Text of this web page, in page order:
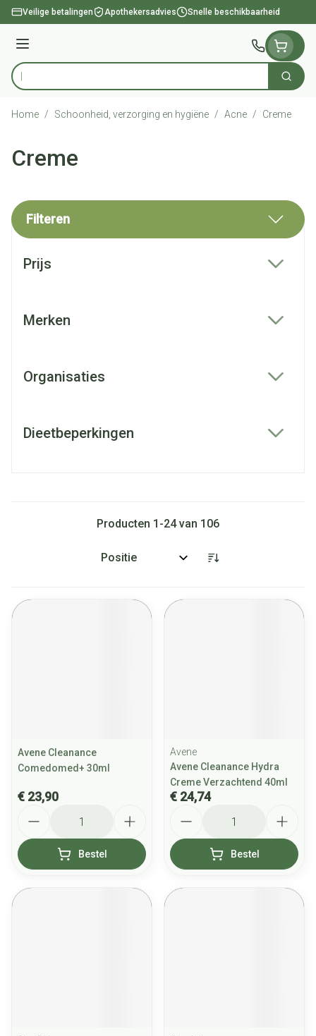
Ga naar de inhoud
Veilige betalingen Apothekersadvies Snelle beschikbaarheid
Menu
Product, merk, categorie... Zoek
Home / Schoonheid, verzorging en hygiëne / Acne / Creme
Creme
Filteren
Prijs
Merken
Organisaties
Dieetbeperkingen
Producten 1 -24van 106
Sorteer op:
Avene Cleanance
Comedomed+ 30ml
€ 23,90
Bestel
Avene
Avene Cleanance Hydra
Creme Verzachtend 40ml
€ 24,74
Bestel